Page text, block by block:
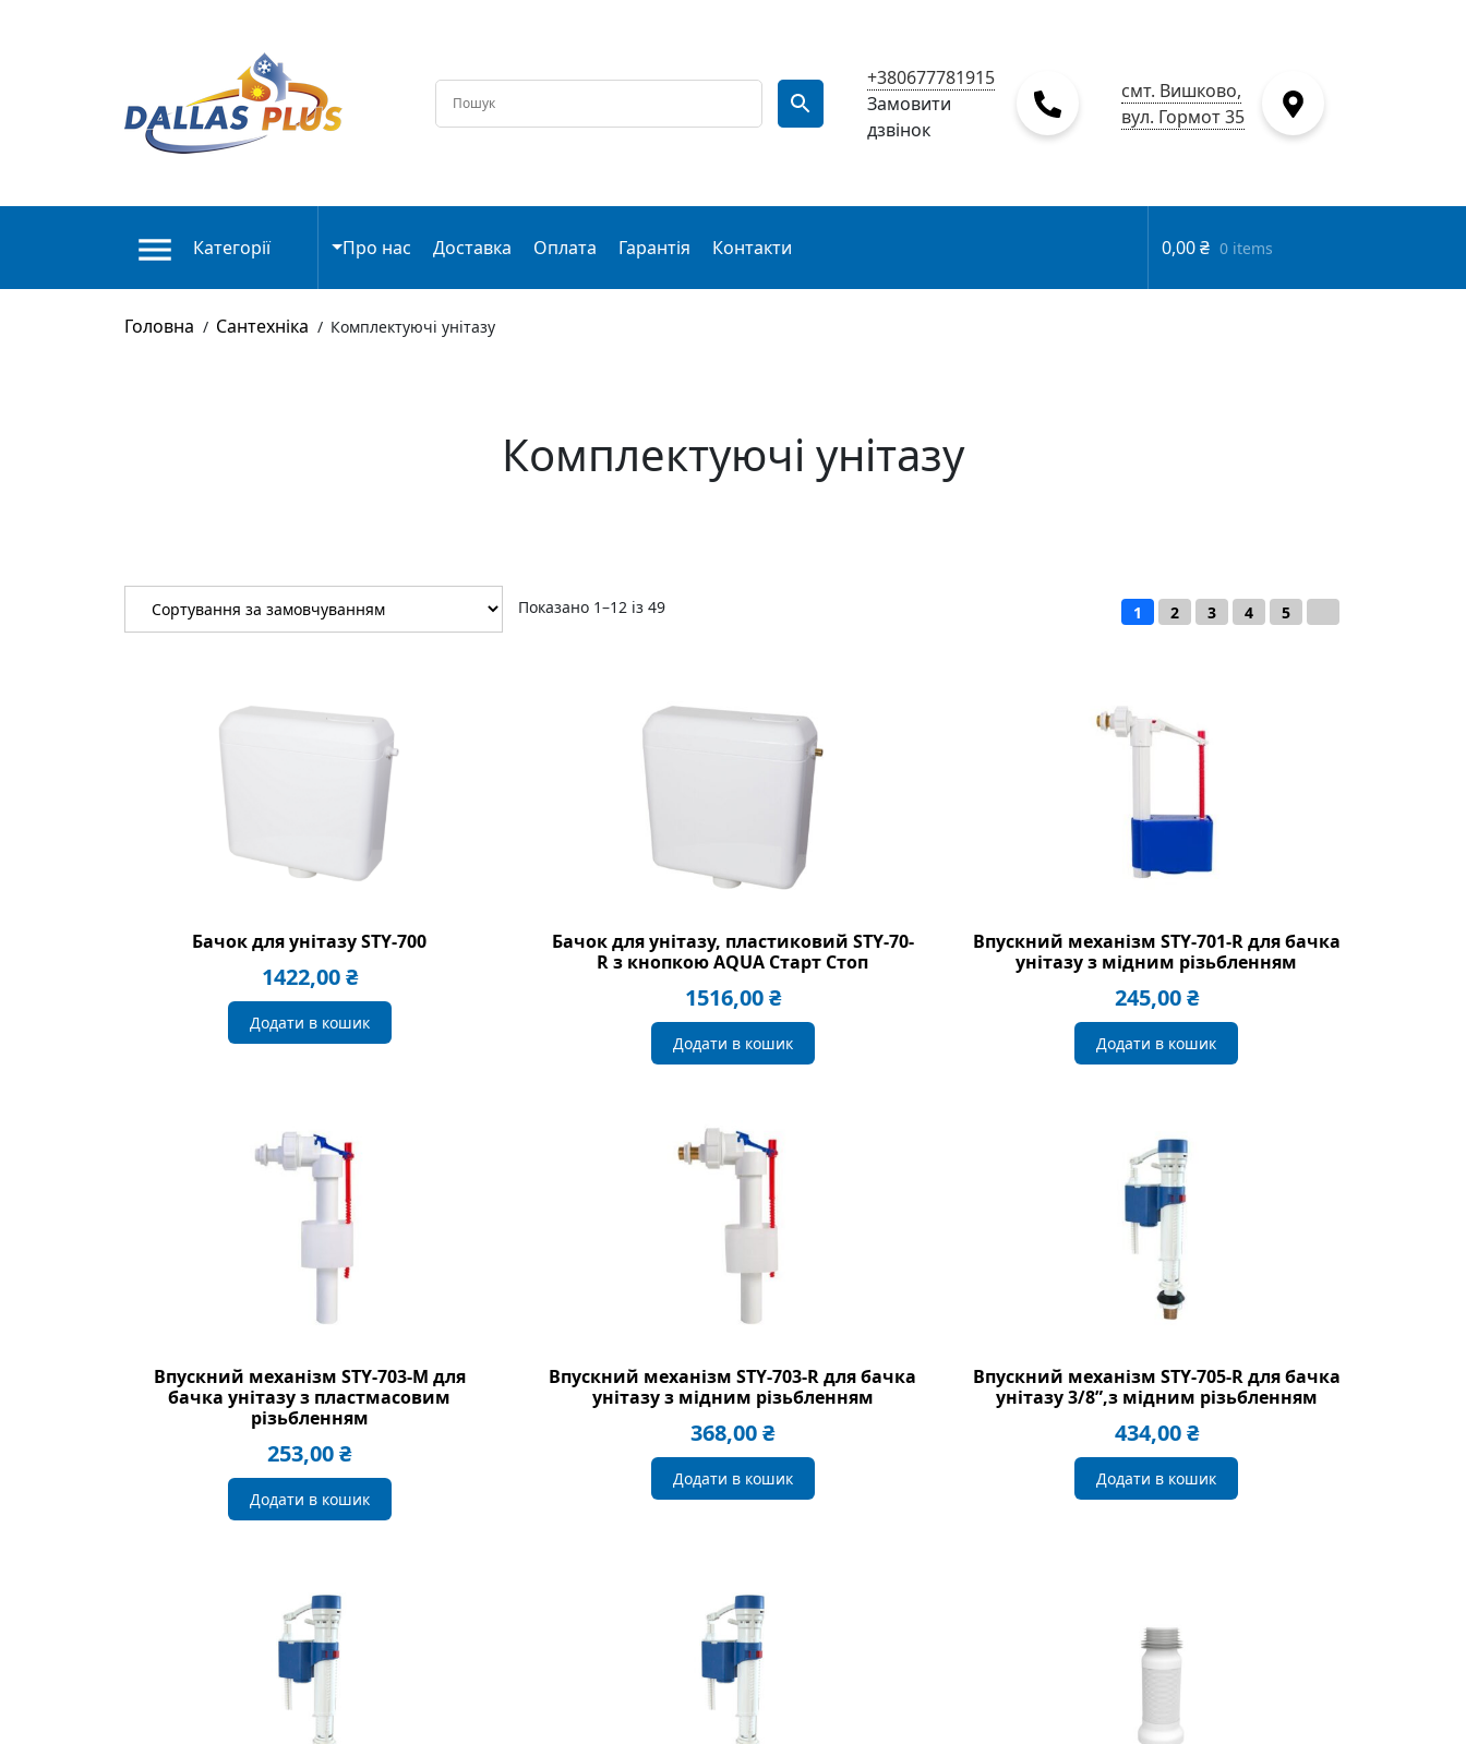
+380677781915
Замовити
дзвінок
смт. Вишково,
вул. Гормот 35
Категорії Про нас Доставка Оплата Гарантія Контакти 0,00₴ 0 items
Головна / Сантехніка / Комплектуючі унітазу
Комплектуючі унітазу
Показано 1–12 із 49 1 2 3 4 5
Бачок для унітазу STY-700
1422,00₴
Додати в кошик
Бачок для унітазу, пластиковий STY-70-
R з кнопкою AQUA Старт Стоп
1516,00₴
Додати в кошик
Впускний механізм STY-701-R для бачка
унітазу з мідним різьбленням
245,00₴
Додати в кошик
Впускний механізм STY-703-M для
бачка унітазу з пластмасовим
різьбленням
253,00₴
Додати в кошик
Впускний механізм STY-703-R для бачка
унітазу з мідним різьбленням
368,00₴
Додати в кошик
Впускний механізм STY-705-R для бачка
унітазу 3/8”,з мідним різьбленням
434,00₴
Додати в кошик